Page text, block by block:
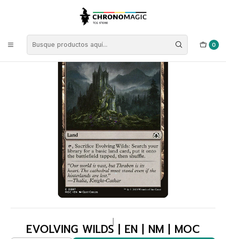
0
Singles de Magic: The Gathering
Evolving Wilds | EN | NM | MOC
EVOLVING WILDS | EN | NM | MOC